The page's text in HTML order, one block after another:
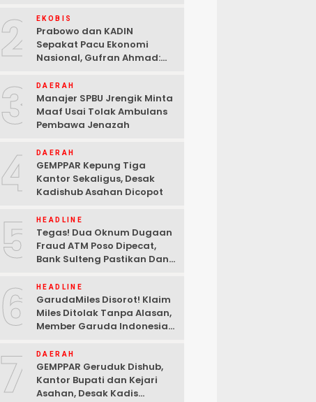
2 EKOBIS
Prabowo dan KADIN
Sepakat Pacu Ekonomi
Nasional, Gufran Ahmad:
3 DAERAH
Manajer SPBU Jrengik Minta
Maaf Usai Tolak Ambulans
Pembawa Jenazah
4 DAERAH
GEMPPAR Kepung Tiga
Kantor Sekaligus, Desak
Kadishub Asahan Dicopot
5 HEADLINE
Tegas! Dua Oknum Dugaan
Fraud ATM Poso Dipecat,
Bank Sulteng Pastikan Dana
6 HEADLINE
GarudaMiles Disorot! Klaim
Miles Ditolak Tanpa Alasan,
Member Garuda Indonesia
7 DAERAH
GEMPPAR Geruduk Dishub,
Kantor Bupati dan Kejari
Asahan, Desak Kadis